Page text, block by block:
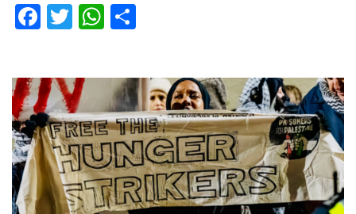
Facebook
TwitterWhatsApp